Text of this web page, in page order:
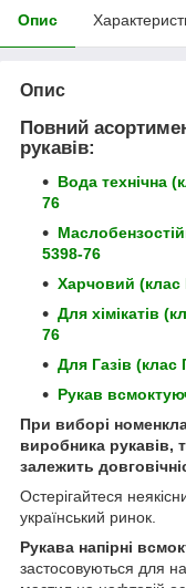
Опис
Опис
Повний
рукавів:
Вода технічна
76
5398-76
Харчовий (клас
Для хімікатів
76
Для Газів (клас
Рукав
При виборі
виробника рукавів,
залежить
Остерігайтеся
український ринок.
Рукава напірні
застосовуються для